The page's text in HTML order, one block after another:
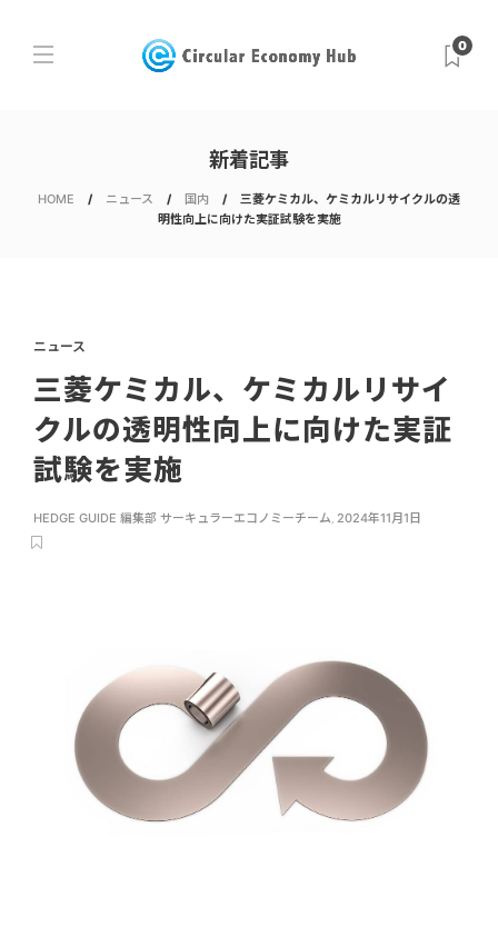
0
新着記事
HOME ニュース 国内
三菱ケミカル、ケミカルリサイクルの透
明性向上に向けた実証試験を実施
ニュース
三菱ケミカル、ケミカルリサイ
クルの透明性向上に向けた実証
試験を実施
HEDGE GUIDE 編集部 サーキュラーエコノミーチーム, 2024年11月1日